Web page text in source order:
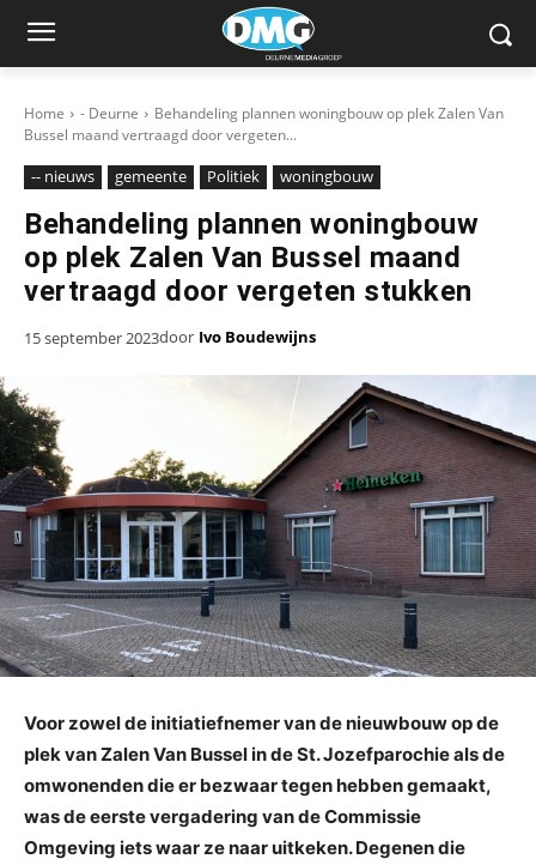
Home - Deurne
Behandeling plannen woningbouw op plek Zalen Van
Bussel maand vertraagd door vergeten...
-- nieuws gemeente Politiek woningbouw
Behandeling plannen woningbouw
op plek Zalen Van Bussel maand
vertraagd door vergeten stukken
15 september 2023door Ivo Boudewijns
Voor zowel de initiatiefnemer van de nieuwbouw op de
plek van Zalen Van Bussel in de St. Jozefparochie als de
omwonenden die er bezwaar tegen hebben gemaakt,
was de eerste vergadering van de Commissie
Omgeving iets waar ze naar uitkeken. Degenen die